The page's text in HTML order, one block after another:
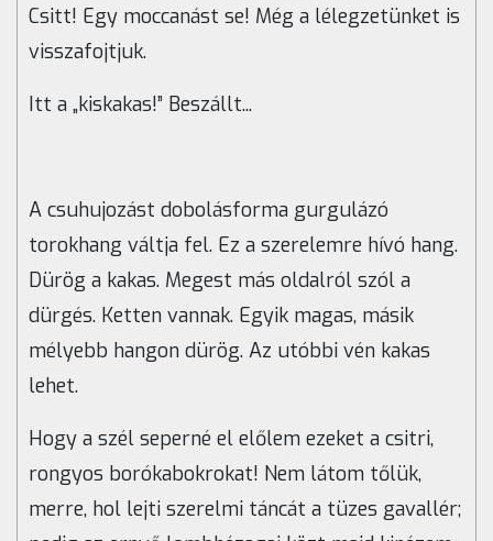
Csitt! Egy moccanást se! Még a lélegzetünket is
visszafojtjuk.
Itt a „kiskakas!” Beszállt...
A csuhujozást dobolásforma gurgulázó
torokhang váltja fel. Ez a szerelemre hívó hang.
Dürög a kakas. Megest más oldalról szól a
dürgés. Ketten vannak. Egyik magas, másik
mélyebb hangon dürög. Az utóbbi vén kakas
lehet.
Hogy a szél seperné el előlem ezeket a csitri,
rongyos borókabokrokat! Nem látom tőlük,
merre, hol lejti szerelmi táncát a tüzes gavallér;